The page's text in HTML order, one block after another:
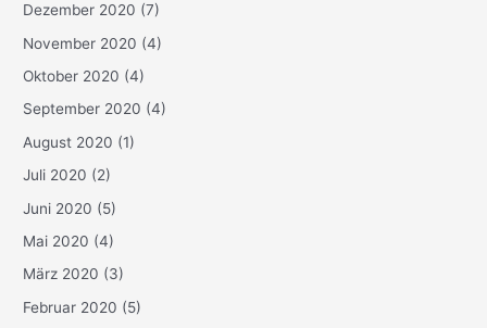
Dezember 2020 (7)
November 2020 (4)
Oktober 2020 (4)
September 2020 (4)
August 2020 (1)
Juli 2020 (2)
Juni 2020 (5)
Mai 2020 (4)
März 2020 (3)
Februar 2020 (5)